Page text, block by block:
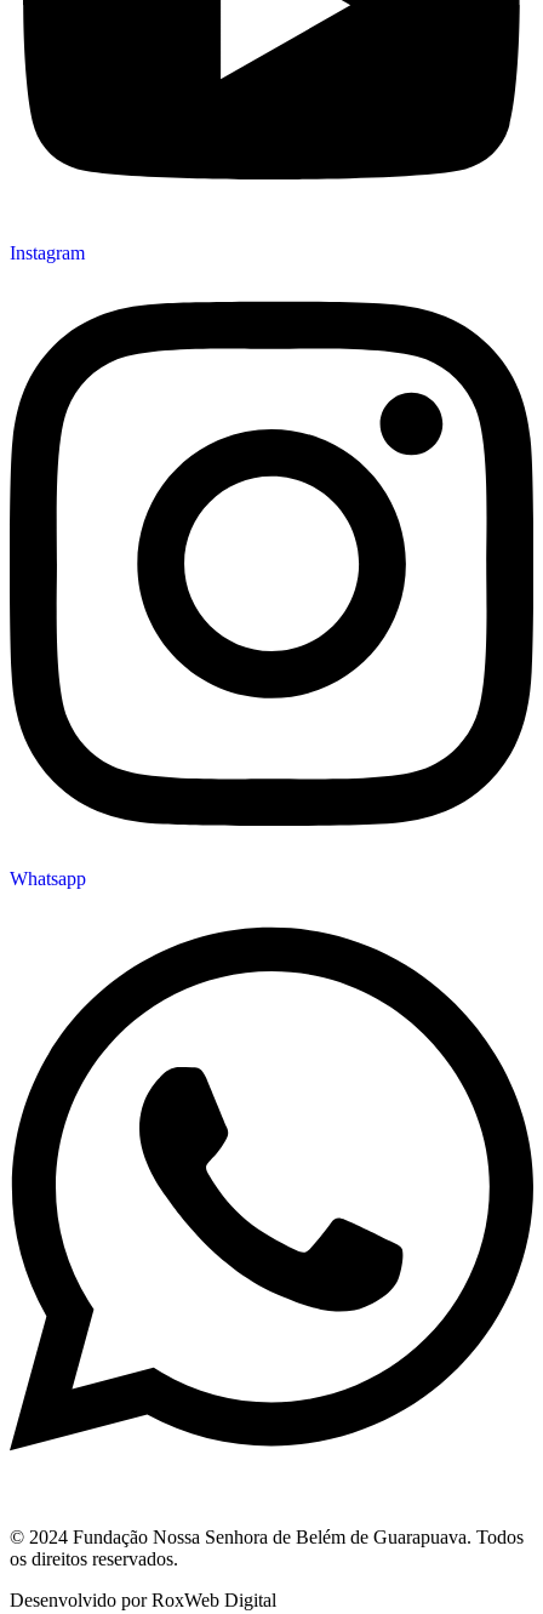
Instagram
Whatsapp
© 2024 Fundação Nossa Senhora de Belém de Guarapuava. Todos
os direitos reservados.
Desenvolvido por RoxWeb Digital